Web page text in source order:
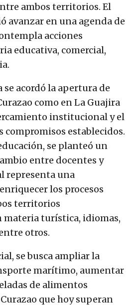
ambos territorios. El
avanzar en una agenda de
acciones
educativa, comercial,
acordó la apertura de
como en La Guajira
institucional y el
compromisos establecidos.
se planteó un
entre docentes y
representa una
los procesos
territorios
turística, idiomas,
otros.
se busca ampliar la
marítimo, aumentar
de alimentos
que hoy superan